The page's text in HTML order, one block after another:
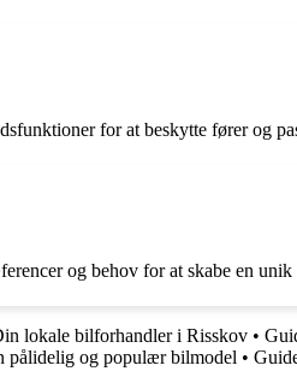
for at beskytte fører og
og behov for at skabe en unik
lokale bilforhandler i Risskov •
pålidelig og populær bilmodel •